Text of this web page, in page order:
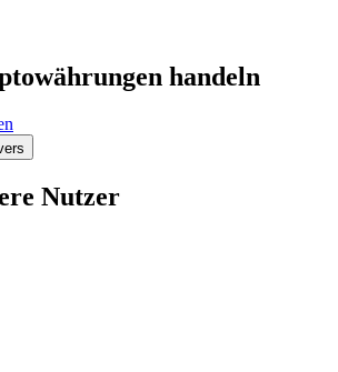
handeln
Nutzer